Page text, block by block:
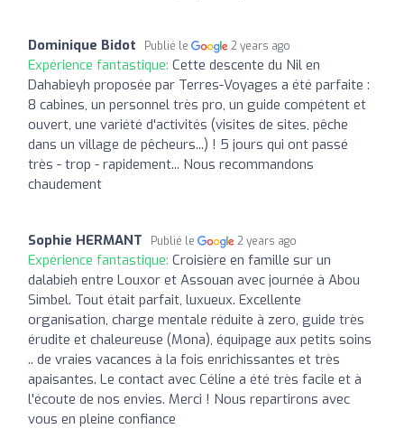
Dominique Bidot Publié le 2 years ago
Expérience fantastique: Cette descente du Nil en
Dahabieyh proposée par Terres-Voyages a été parfaite :
8 cabines, un personnel très pro, un guide compétent et
ouvert, une variété d'activités (visites de sites, pêche
dans un village de pêcheurs...) ! 5 jours qui ont passé
très - trop - rapidement... Nous recommandons
chaudement
Sophie HERMANT Publié le 2 years ago
Expérience fantastique: Croisière en famille sur un
dalabieh entre Louxor et Assouan avec journée à Abou
Simbel. Tout était parfait, luxueux. Excellente
organisation, charge mentale réduite à zero, guide très
érudite et chaleureuse (Mona), équipage aux petits soins
.. de vraies vacances à la fois enrichissantes et très
apaisantes. Le contact avec Céline a été très facile et à
l'écoute de nos envies. Merci ! Nous repartirons avec
vous en pleine confiance